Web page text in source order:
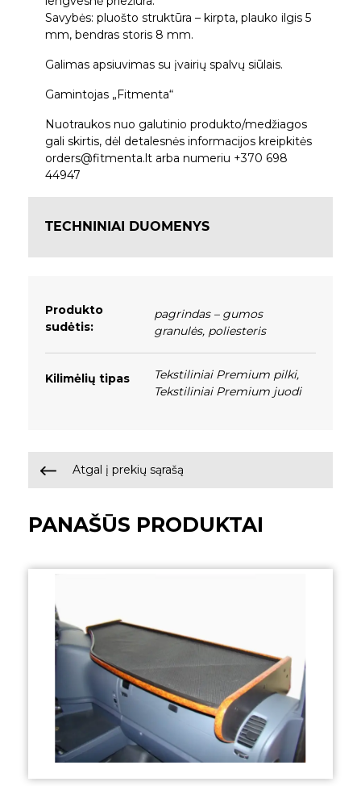
Savybės: pluošto struktūra – kirpta, plauko ilgis 5
mm, bendras storis 8 mm.
Galimas apsiuvimas su įvairių spalvų siūlais.
Gamintojas „Fitmenta“
Nuotraukos nuo galutinio produkto/medžiagos
gali skirtis, dėl detalesnės informacijos kreipkitės
orders@fitmenta.lt arba numeriu +370 698
44947
TECHNINIAI DUOMENYS
Produkto
sudėtis:
pagrindas – gumos
granulės, poliesteris
Kilimėlių tipas Tekstiliniai Premium pilki,
Tekstiliniai Premium juodi
Atgal į prekių sąrašą
PANAŠŪS PRODUKTAI